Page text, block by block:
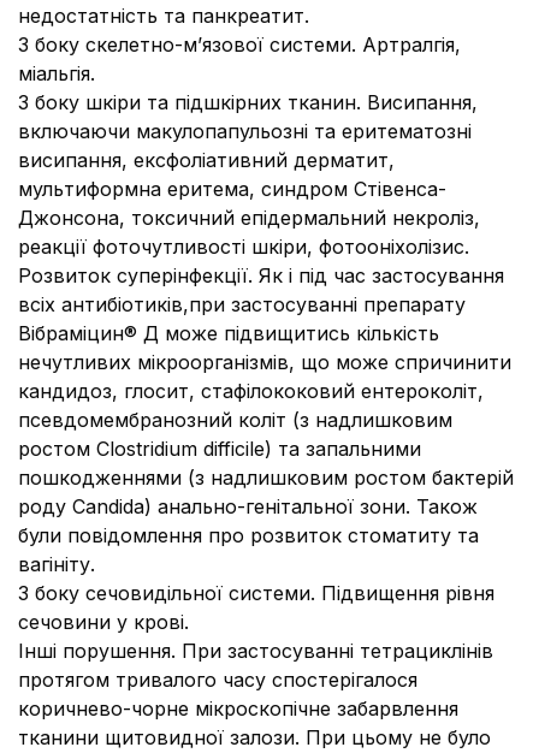
недостатність та панкреатит.
З боку скелетно-м’язової системи. Артралгія,
міальгія.
З боку шкіри та підшкірних тканин. Висипання,
включаючи макулопапульозні та еритематозні
висипання, ексфоліативний дерматит,
мультиформна еритема, синдром Стівенса-
Джонсона, токсичний епідермальний некроліз,
реакції фоточутливості шкіри, фотооніхолізис.
Розвиток суперінфекції. Як і під час застосування
всіх антибіотиків,при застосуванні препарату
Вібраміцин® Д може підвищитись кількість
нечутливих мікроорганізмів, що може спричинити
кандидоз, глосит, стафілококовий ентероколіт,
псевдомембранозний коліт (з надлишковим
ростом Clostridium difficile) та запальними
пошкодженнями (з надлишковим ростом бактерій
роду Candida) анально-генітальної зони. Також
були повідомлення про розвиток стоматиту та
вагініту.
З боку сечовидільної системи. Підвищення рівня
сечовини у крові.
Інші порушення. При застосуванні тетрациклінів
протягом тривалого часу спостерігалося
коричнево-чорне мікроскопічне забарвлення
тканини щитовидної залози. При цьому не було